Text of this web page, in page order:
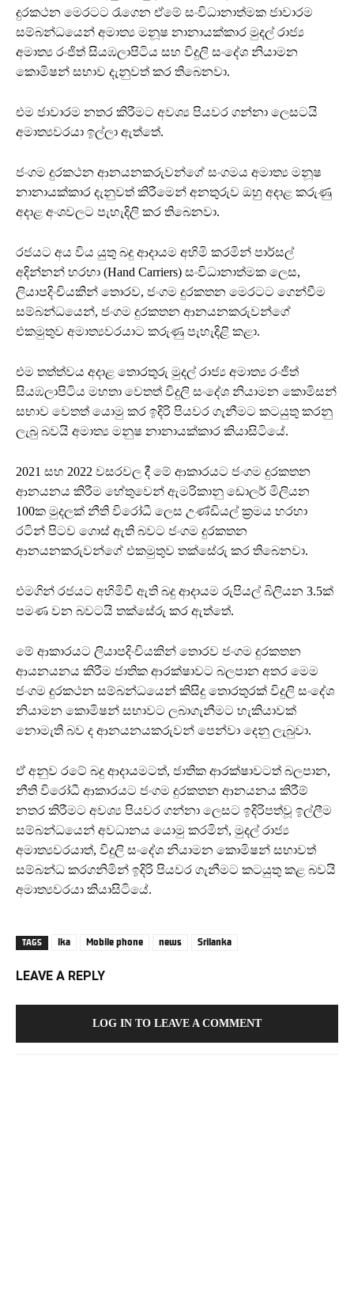
දුරකථන මෙරටට රැගෙන ඒමේ සංවිධානාත්මක ජාවාරම
සම්බන්ධයෙන් අමාත්‍ය මනූෂ නානායක්කාර මුදල් රාජ්‍ය
අමාත්‍ය රංජිත් සියඹලාපිටිය සහ විදුලි සංදේශ නියාමන
කොමිෂන් සභාව දැනුවත් කර තිබෙනවා.
එම ජාවාරම නතර කිරීමට අවශ්‍ය පියවර ගන්නා ලෙසටයි
අමාත්‍යවරයා ඉල්ලා ඇත්තේ.
ජංගම දුරකථන ආනයනකරුවන්ගේ සංගමය අමාත්‍ය මනූෂ
නානායක්කාර දැනුවත් කිරීමෙන් අනතුරුව ඔහු අදාළ කරුණු
අදාළ අංශවලට පැහැදිලි කර තිබෙනවා.
රජයට අය විය යුතු බදු ආදායම අහිමි කරමින් පාර්සල්
අදින්නන් හරහා (Hand Carriers) සංවිධානාත්මක ලෙස,
ලියාපදිංචියකින් තොරව, ජංගම දුරකතන මෙරටට ගෙන්වීම
සම්බන්ධයෙන්, ජංගම දුරකතන ආනයනකරුවන්ගේ
එකමුතුව අමාත්‍යවරයාට කරුණු පැහැදිළි කළා.
එම තත්ත්වය අදාළ තොරතුරු මුදල් රාජ්‍ය අමාත්‍ය රංජිත්
සියඹලාපිටිය මහතා වෙතත් විදුලි සංදේශ නියාමන කොමිසන්
සභාව වෙතත් යොමු කර ඉදිරි පියවර ගැනීමට කටයුතු කරනු
ලැබු බවයි අමාත්‍ය මනුෂ නානායක්කාර කියාසිටියේ.
2021 සහ 2022 වසරවල දී මේ ආකාරයට ජංගම දුරකතන
ආනයනය කිරීම හේතුවෙන් ඇමරිකානු ඩොලර් මිලියන
100ක මුදලක් නීති විරෝධී ලෙස උණ්ඩියල් ක්‍රමය හරහා
රටින් පිටව ගොස් ඇති බවට ජංගම දුරකතන
ආනයනකරුවන්ගේ එකමුතුව තක්සේරු කර තිබෙනවා.
එමගින් රජයට අහිමිවී ඇති බදු ආදායම රුපියල් බිලියන 3.5ක්
පමණ වන බවටයි තක්සේරු කර ඇත්තේ.
මේ ආකාරයට ලියාපදිංචියකින් තොරව ජංගම දුරකතන
ආයනයනය කිරීම ජාතික ආරක්ෂාවට බලපාන අතර මෙම
ජංගම දුරකථන සම්බන්ධයෙන් කිසිදු තොරතුරක් විදුලි සංදේශ
නියාමන කොමිෂන් සභාවට ලබාගැනීමට හැකියාවක්
නොමැති බව ද ආනයනයකරුවන් පෙන්වා දෙනු ලැබුවා.
ඒ අනුව රටේ බදු ආදායමටත්, ජාතික ආරක්ෂාවටත් බලපාන,
නීති විරෝධී ආකාරයට ජංගම දුරකතන ආනයනය කිරීම්
නතර කිරීමට අවශ්‍ය පියවර ගන්නා ලෙසට ඉදිරිපත්වූ ඉල්ලීම
සම්බන්ධයෙන් අවධානය යොමු කරමින්, මුදල් රාජ්‍ය
අමාත්‍යවරයාත්, විදුලි සංදේශ නියාමන කොමිෂන් සභාවත්
සම්බන්ධ කරගනිමින් ඉදිරි පියවර ගැනීමට කටයුතු කළ බවයි
අමාත්‍යවරයා කියාසිටියේ.
TAGS lka Mobile phone news Srilanka
LEAVE A REPLY
LOG IN TO LEAVE A COMMENT